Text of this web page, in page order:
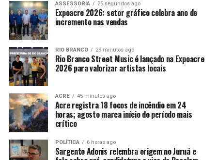
ASSESSORIA 25 segundos ago
Expoacre 2026: setor gráfico celebra ano de
incremento nas vendas
RIO BRANCO 29 minutos ago
Rio Branco Street Music é lançado na Expoacre
2026 para valorizar artistas locais
ACRE 45 minutos ago
Acre registra 18 focos de incêndio em 24
horas; agosto marca início do período mais
crítico
POLÍTICA 6 horas ago
Sargento Adonis relembra origem no Juruá e